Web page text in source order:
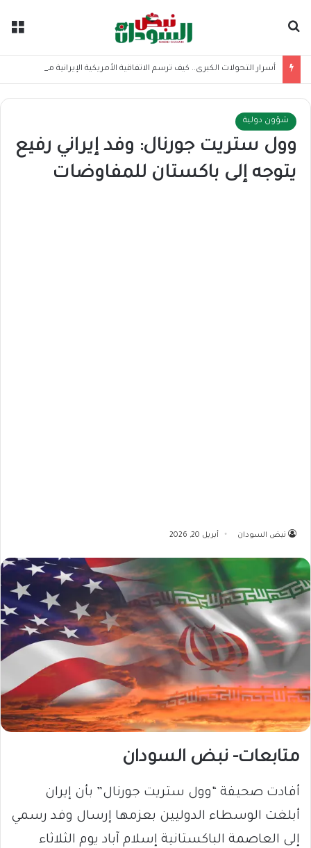
شؤون دولية
وول ستريت جورنال: وفد إيراني رفيع
يتوجه إلى باكستان للمفاوضات
نبض السودان أبريل 20, 2026
متابعات- نبض السودان
أفادت صحيفة “وول ستريت جورنال” بأن إيران
أبلغت الوسطاء الدوليين بعزمها إرسال وفد رسمي
إلى العاصمة الباكستانية إسلام آباد يوم الثلاثاء